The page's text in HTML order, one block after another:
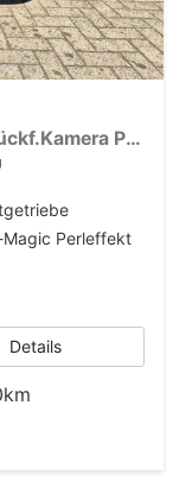
1.0 TSI 95PS Selection 5-türig Rückf.Kamera Parksensoren Sitzheizung Multifunktionslenkrad Klima Skoda-Radio Bluetooth Touchscreen Tempomat Nebelsch. Apple CarPlay + Android Auto
Magic Perleffekt
Details